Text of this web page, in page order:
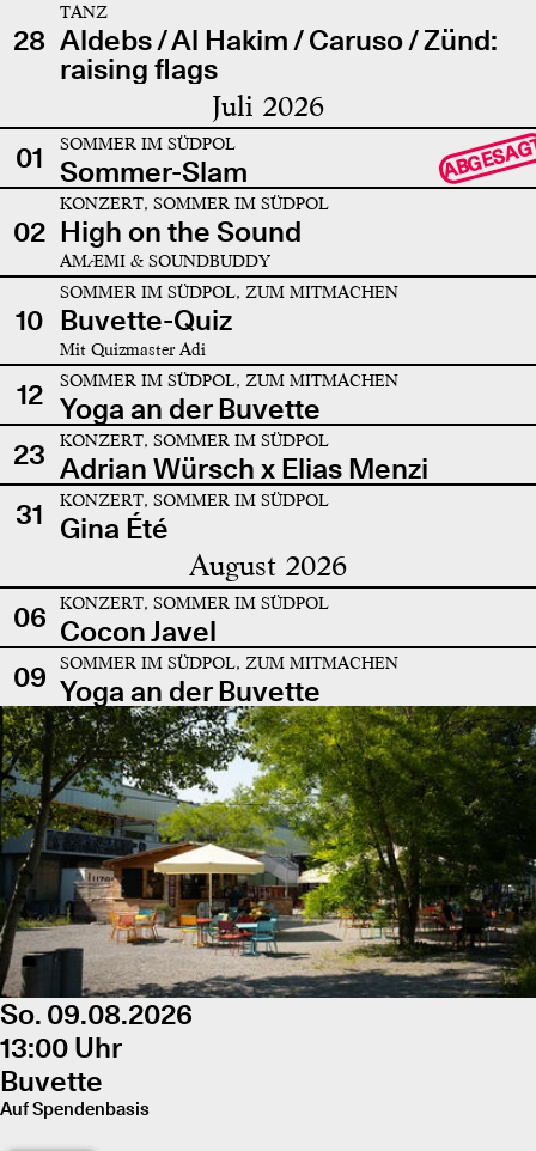
28
TANZ
Aldebs / Al Hakim / Caruso / Zünd:
raising flags
Juli 2026
01 SOMMER IM SÜDPOL
Sommer-Slam
02
KONZERT, SOMMER IM SÜDPOL
High on the Sound
AMÆMI & SOUNDBUDDY
10
SOMMER IM SÜDPOL, ZUM MITMACHEN
Buvette-Quiz
Mit Quizmaster Adi
12 SOMMER IM SÜDPOL, ZUM MITMACHEN
Yoga an der Buvette
23
KONZERT, SOMMER IM SÜDPOL
Adrian Würsch x Elias Menzi
31
KONZERT, SOMMER IM SÜDPOL
Gina Été
August 2026
06 KONZERT, SOMMER IM SÜDPOL
Cocon Javel
09
SOMMER IM SÜDPOL, ZUM MITMACHEN
Yoga an der Buvette
So. 09.08.2026
13:00 Uhr
Buvette
Auf Spendenbasis